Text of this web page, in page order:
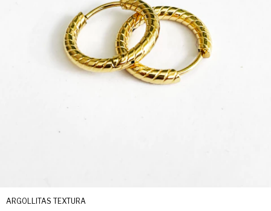
ARGOLLITAS TEXTURA